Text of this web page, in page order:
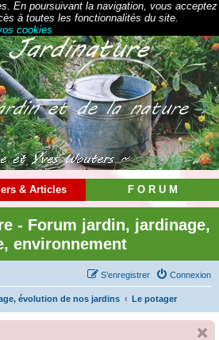
En poursuivant la navigation, vous acceptez
à toutes les fonctionnalités du site.
cookies
& Articles F O R U M
- Forum jardin, jardinage,
environnement
Connexion
S’enregistrer
évolution de nos jardins Le potager